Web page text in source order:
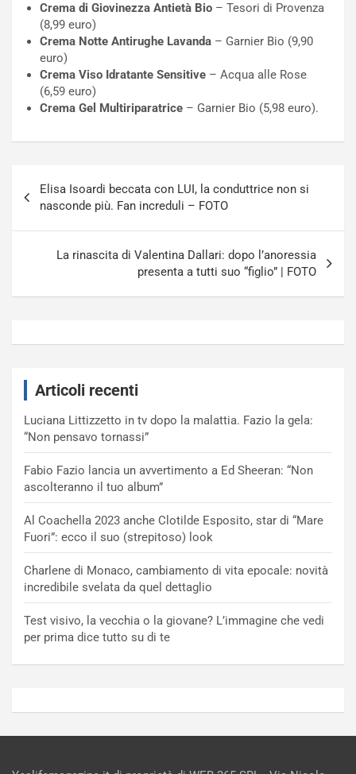
Crema di Giovinezza Antietà Bio – Tesori di Provenza
(8,99 euro)
Crema Notte Antirughe Lavanda – Garnier Bio (9,90
euro)
Crema Viso Idratante Sensitive – Acqua alle Rose
(6,59 euro)
Crema Gel Multiriparatrice – Garnier Bio (5,98 euro).
articoli
Elisa Isoardi beccata con LUI, la conduttrice non si
nasconde più. Fan increduli – FOTO
La rinascita di Valentina Dallari: dopo l’anoressia
presenta a tutti suo “figlio” | FOTO
Articoli recenti
Luciana Littizzetto in tv dopo la malattia. Fazio la gela:
“Non pensavo tornassi”
Fabio Fazio lancia un avvertimento a Ed Sheeran: “Non
ascolteranno il tuo album”
Al Coachella 2023 anche Clotilde Esposito, star di “Mare
Fuori”: ecco il suo (strepitoso) look
Charlene di Monaco, cambiamento di vita epocale: novità
incredibile svelata da quel dettaglio
Test visivo, la vecchia o la giovane? L’immagine che vedi
per prima dice tutto su di te